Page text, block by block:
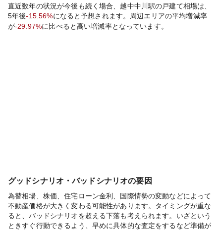
直近数年の状況が今後も続く場合、 越中中川駅の戸建て相場は、
5年後-15.56%になると予想されます。周辺エリアの平均増減率
が-29.97%に比べると高い増減率となっています。
グッドシナリオ・バッドシナリオの要因
為替相場、株価、住宅ローン金利、国際情勢の変動などによって
不動産価格が大きく変わる可能性があります。タイミングが重な
ると、バッドシナリオを超える下落も考えられます。いざという
ときすぐ行動できるよう、早めに具体的な査定をするなど準備が